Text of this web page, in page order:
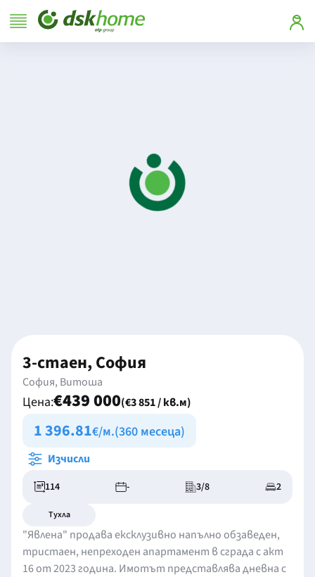
3-стаен, София
София, Витоша
Цена:€439 000(€3 851 / кв.м)
1 396.81€/м.(360 месеца)
Изчисли
114 - 3/8 2
Тухла
"Явлена" продава ексклузивно напълно обзаведен,
тристаен, непреходен апартамент в сграда с акт
16 от 2023 година. Имотът представлява дневна с